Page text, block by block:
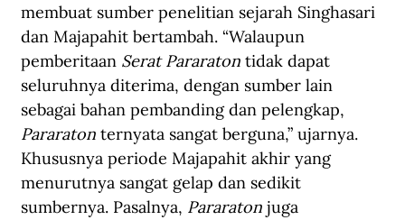
membuat sumber penelitian sejarah Singhasari
dan Majapahit bertambah. “Walaupun
pemberitaan Serat Pararaton tidak dapat
seluruhnya diterima, dengan sumber lain
sebagai bahan pembanding dan pelengkap,
Pararaton ternyata sangat berguna,” ujarnya.
Khususnya periode Majapahit akhir yang
menurutnya sangat gelap dan sedikit
sumbernya. Pasalnya, Pararaton juga